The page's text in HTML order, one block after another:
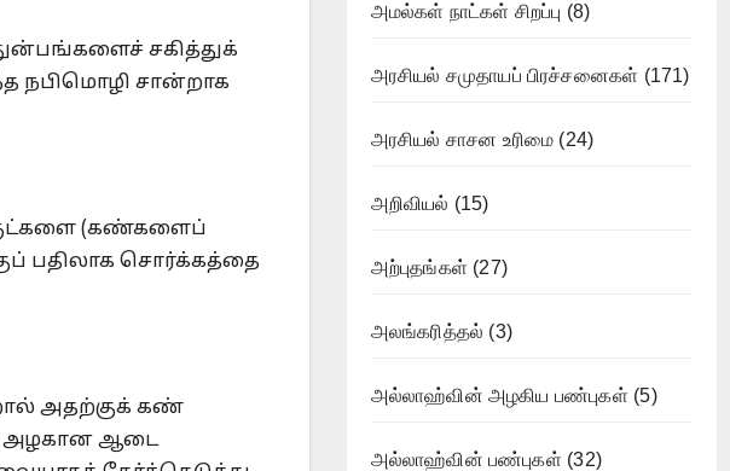
சகித்துக்
நபிமொழி சான்றாக
(கண்களைப்
பதிலாக சொர்க்கத்தை
அதற்குக் கண்
அழகான ஆடை
அமல்கள் நாட்கள் சிறப்பு (8)
அரசியல் சமுதாயப் பிரச்சனைகள் (171)
அரசியல் சாசன உரிமை (24)
அறிவியல் (15)
அற்புதங்கள் (27)
அலங்கரித்தல் (3)
அல்லாஹ்வின் அழகிய பண்புகள் (5)
அல்லாஹ்வின் பண்புகள் (32)